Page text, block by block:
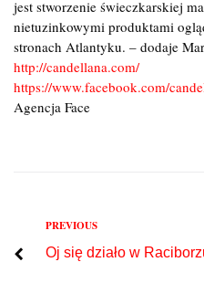
jest stworzenie świeczkarskiej
nietuzinkowymi produktami
stronach Atlantyku. – dodaje
http://candellana.com/
https://www.facebook.com/
Agencja Face
Nawigacja
wpisu
Previous
PREVIOUS
Oj się działo w